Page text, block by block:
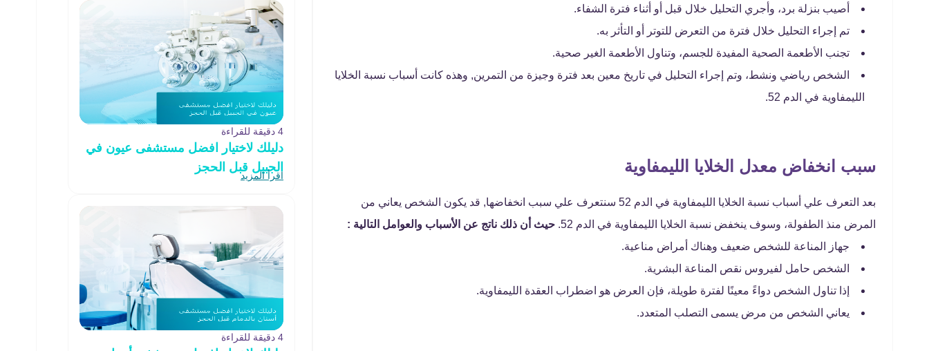
أصيب بنزلة برد، وأجري التحليل خلال قبل أو أثناء فترة الشفاء.
تم إجراء التحليل خلال فترة من التعرض للتوتر أو التأثر به.
تجنب الأطعمة الصحية المفيدة للجسم، وتناول الأطعمة الغير صحية.
الشخص رياضي ونشط، وتم إجراء التحليل في تاريخ معين بعد فترة وجيزة من التمرين, وهذه كانت أسباب نسبة الخلايا
الليمفاوية في الدم 52.
سبب انخفاض معدل الخلايا الليمفاوية
بعد التعرف علي أسباب نسبة الخلايا الليمفاوية في الدم 52 سنتعرف علي سبب انخفاضها, قد يكون الشخص يعاني من
المرض منذ الطفولة، وسوف ينخفض ​​نسبة الخلايا الليمفاوية في الدم 52.
حيث أن ذلك ناتج عن الأسباب والعوامل التالية :
جهاز المناعة للشخص ضعيف وهناك أمراض مناعية.
الشخص حامل لفيروس نقص المناعة البشرية.
إذا تناول الشخص دواءً معينًا لفترة طويلة، فإن العرض هو اضطراب العقدة الليمفاوية.
يعاني الشخص من مرض يسمى التصلب المتعدد.
4 دقيقة للقراءة
دليلك لاختيار افضل مستشفى عيون في
الجبيل قبل الحجز
اقرأ المزيد
4 دقيقة للقراءة